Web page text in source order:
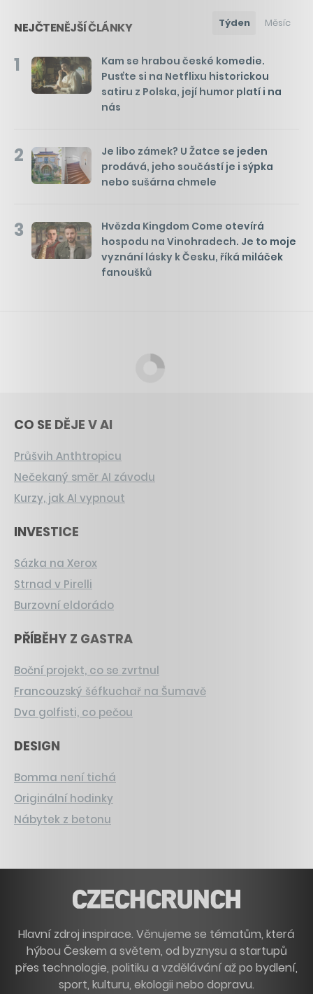
NEJČTENĚJŠÍ ČLÁNKY Týden Měsíc
1
Kam se hrabou české komedie.
Pusťte si na Netflixu historickou
satiru z Polska, její humor platí i na
nás
2
Je libo zámek? U Žatce se jeden
prodává, jeho součástí je i sýpka
nebo sušárna chmele
3
Hvězda Kingdom Come otevírá
hospodu na Vinohradech. Je to moje
vyznání lásky k Česku, říká miláček
fanoušků
CO SE DĚJE V AI
Průšvih Anthtropicu
Nečekaný směr AI závodu
Kurzy, jak AI vypnout
INVESTICE
Sázka na Xerox
Strnad v Pirelli
Burzovní eldorádo
PŘÍBĚHY Z GASTRA
Boční projekt, co se zvrtnul
Francouzský šéfkuchař na Šumavě
Dva golfisti, co pečou
DESIGN
Bomma není tichá
Originální hodinky
Nábytek z betonu
Hlavní zdroj inspirace. Věnujeme se tématům, která
hýbou Českem a světem, od byznysu a startupů
přes technologie, politiku a vzdělávání až po bydlení,
sport, kulturu, ekologii nebo dopravu.